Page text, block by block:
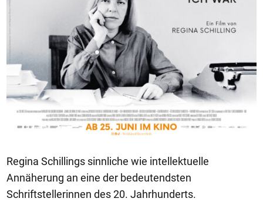
Regina Schillings sinnliche wie intellektuelle
Annäherung an eine der bedeutendsten
Schriftstellerinnen des 20. Jahrhunderts.